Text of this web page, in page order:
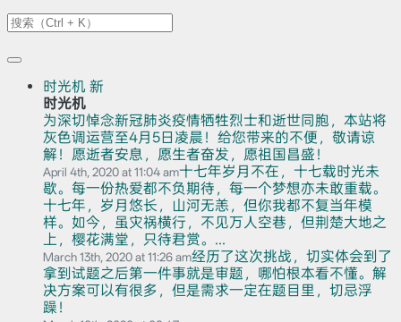
时光机 新
时光机
为深切悼念新冠肺炎疫情牺牲烈士和逝世同胞，本站将
灰色调运营至4月5日凌晨！给您带来的不便，敬请谅
解！愿逝者安息，愿生者奋发，愿祖国昌盛！
April 4th, 2020 at 11:04 am十七年岁月不在，十七载时光未
歇。每一份热爱都不负期待，每一个梦想亦未敢重载。
十七年，岁月悠长，山河无恙，但你我都不复当年模
样。如今，虽灾祸横行，不见万人空巷，但荆楚大地之
上，樱花满堂，只待君赏。...
March 13th, 2020 at 11:26 am经历了这次挑战，切实体会到了
拿到试题之后第一件事就是审题，哪怕根本看不懂。解
决方案可以有很多，但是需求一定在题目里，切忌浮
躁！